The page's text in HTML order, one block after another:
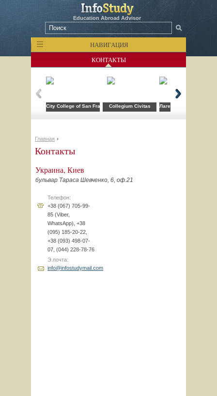
Education Abroad Advisor
НАВИГАЦИЯ
КОНТАКТЫ
City College of San FranciscoCollegium Civitas Лагерь компьютерных
Главная
Контакты
Украина, Киев
бульвар Тараса Шевченко, 6, оф.21
Телефон:
+38 (067) 705-99-
85 (Viber,
WhatsApp), +38
(095) 185-20-22,
+38 (093) 498-07-
07, (044) 228-78-76
Э.почта:
info@infostudymail.com